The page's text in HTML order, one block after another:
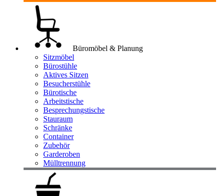
Büromöbel & Planung
Sitzmöbel
Bürostühle
Aktives Sitzen
Besucherstühle
Bürotische
Arbeitstische
Besprechungstische
Stauraum
Schränke
Container
Zubehör
Garderoben
Mülltrennung